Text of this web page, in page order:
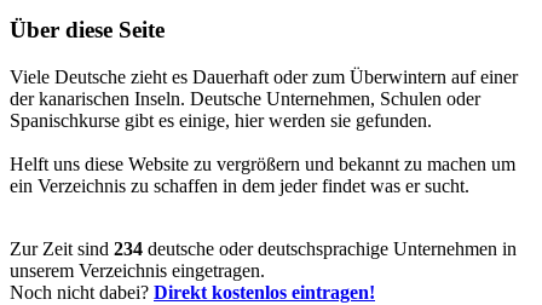
Über diese Seite
Viele Deutsche zieht es Dauerhaft oder zum Überwintern auf einer
der kanarischen Inseln. Deutsche Unternehmen, Schulen oder
Spanischkurse gibt es einige, hier werden sie gefunden.
Helft uns diese Website zu vergrößern und bekannt zu machen um
ein Verzeichnis zu schaffen in dem jeder findet was er sucht.
Zur Zeit sind 234 deutsche oder deutschsprachige Unternehmen in
unserem Verzeichnis eingetragen.
Noch nicht dabei? Direkt kostenlos eintragen!